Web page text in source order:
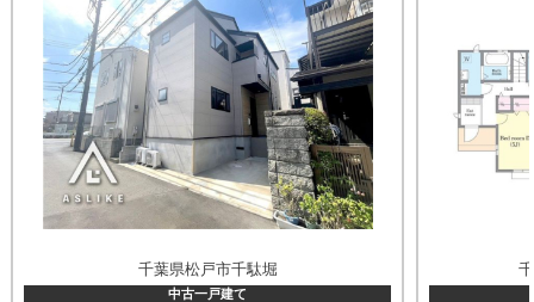
千葉県松戸市千駄堀
中古一戸建て